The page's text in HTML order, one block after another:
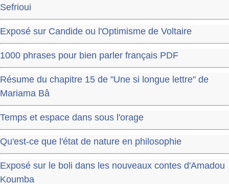
Sefrioui
Exposé sur Candide ou l'Optimisme de Voltaire
1000 phrases pour bien parler français PDF
Résume du chapitre 15 de "Une si longue lettre" de
Mariama Bâ
Temps et espace dans sous l'orage
Qu'est-ce que l'état de nature en philosophie
Exposé sur le boli dans les nouveaux contes d'Amadou
Koumba